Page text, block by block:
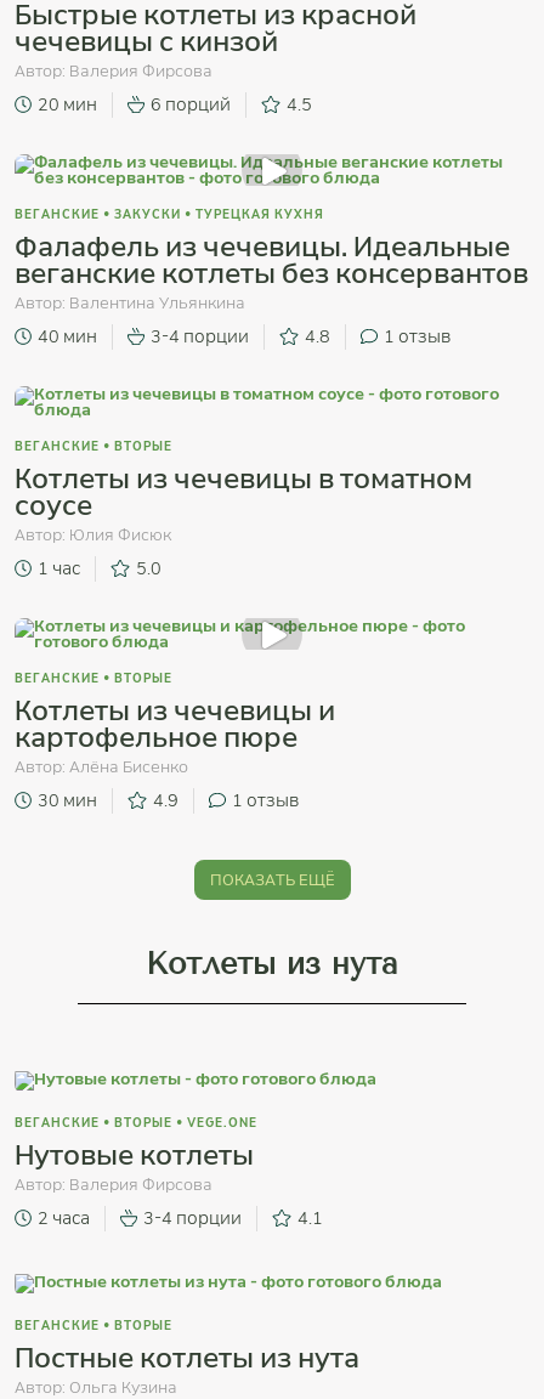
Быстрые котлеты из красной
чечевицы с кинзой
Автор: Валерия Фирсова
20 мин 6 порций 4.5
ВЕГАНСКИЕ • ЗАКУСКИ • ТУРЕЦКАЯ КУХНЯ
Фалафель из чечевицы. Идеальные
веганские котлеты без консервантов
Автор: Валентина Ульянкина
40 мин 3-4 порции 4.8 1 отзыв
ВЕГАНСКИЕ • ВТОРЫЕ
Котлеты из чечевицы в томатном
соусе
Автор: Юлия Фисюк
1 час 5.0
ВЕГАНСКИЕ • ВТОРЫЕ
Котлеты из чечевицы и
картофельное пюре
Автор: Алёна Бисенко
30 мин 4.9 1 отзыв
ПОКАЗАТЬ ЕЩЁ
Котлеты из нута
ВЕГАНСКИЕ • ВТОРЫЕ • VEGE.ONE
Нутовые котлеты
Автор: Валерия Фирсова
2 часа 3-4 порции 4.1
ВЕГАНСКИЕ • ВТОРЫЕ
Постные котлеты из нута
Автор: Ольга Кузина